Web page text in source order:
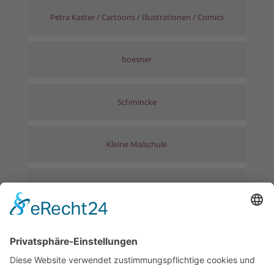
Petra Kaster / Cartoons / Illustrationen / Comics
boesner
Schmincke
Kleine Malschule